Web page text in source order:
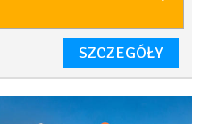
SZCZEGÓŁY